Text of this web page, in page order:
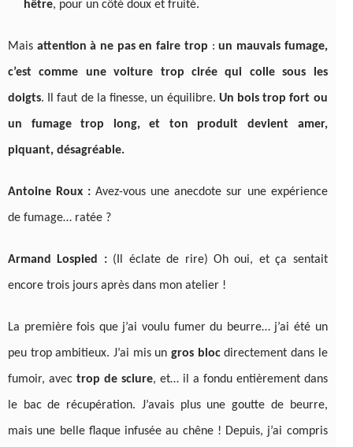
hêtre, pour un côté doux et fruité.
Mais attention à ne pas en faire trop :un mauvais fumage,
c’est comme une voiture trop cirée qui colle sous les
doigts. Il faut de la finesse, un équilibre. Un bois trop fort ou
un fumage trop long, et ton produit devient amer,
piquant, désagréable.
Antoine Roux : Avez-vous une anecdote sur une expérience
de fumage… ratée ?
Armand Lospied :(Il éclate de rire) Oh oui, et ça sentait
encore trois jours après dans mon atelier !
La première fois que j’ai voulu fumer du beurre… j’ai été un
peu trop ambitieux. J’ai mis un gros blocdirectement dans le
fumoir, avec trop de sciure, et… il a fondu entièrement dans
le bac de récupération. J’avais plus une goutte de beurre,
mais une belle flaque infusée au chêne ! Depuis, j’ai compris